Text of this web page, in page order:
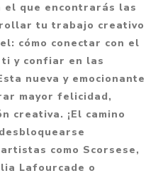
el que encontrarás las
tu trabajo creativo
cómo conectar con el
y confiar en las
nueva y emocionante
mayor felicidad,
creativa. ¡El camino
como Scorsese,
Lafourcade o